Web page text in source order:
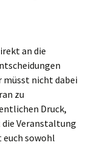
an die
müsst nicht dabei
zu
Druck,
Veranstaltung
sowohl